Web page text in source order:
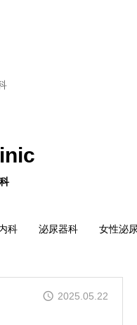
科 泌尿器科 女性泌
2025.05.22